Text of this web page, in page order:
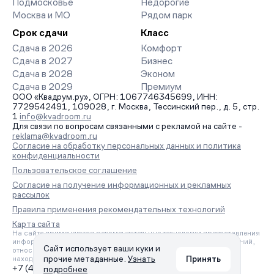
Подмосковье
Москва и МО
Недорогие
Рядом парк
Срок сдачи
Сдача в 2026
Сдача в 2027
Сдача в 2028
Сдача в 2029
Класс
Комфорт
Бизнес
Эконом
Премиум
ООО «Квадрум.ру», ОГРН: 1067746345699, ИНН:
7729542491, 109028, г. Москва, Тессинский пер., д. 5, стр.
1 info@kvadroom.ru
Для связи по вопросам связанными с рекламой на сайте -
reklama@kvadroom.ru
Согласие на обработку персональных данных и политика
конфиденциальности
Пользовательское соглашение
Согласие на получение информационных и рекламных
рассылок
Правила применения рекомендательных технологий
Карта сайта
На сайте применяются рекомендательные технологии предоставления
информации на основе сбора, систематизации и анализа сведений,
относящихся к предпочтениям пользователей сети «Интернет»,
находящихся на территории Российской Федерации.
+7 (495) 157-88-80
Сайт использует ваши куки и
прочие метаданные. Узнать
подробнее
Принять